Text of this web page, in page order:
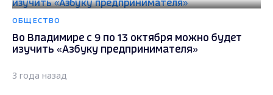
ОБЩЕСТВО
Во Владимире с 9 по 13 октября можно будет
изучить «Азбуку предпринимателя»
3 года назад